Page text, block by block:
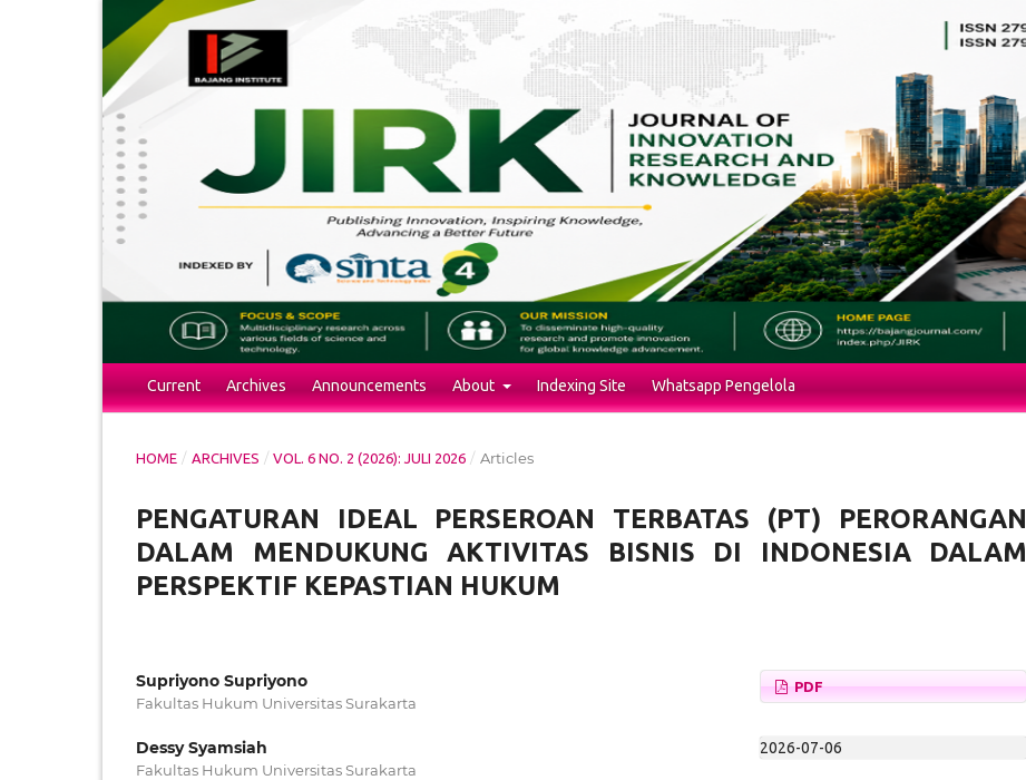
Current Archives Announcements About Indexing Site Whatsapp Pengelola
HOME / ARCHIVES / VOL. 6 NO. 2 (2026): JULI 2026 / Articles
PENGATURAN IDEAL PERSEROAN TERBATAS (PT) PERORANGAN
DALAM MENDUKUNG AKTIVITAS BISNIS DI INDONESIA DALAM
PERSPEKTIF KEPASTIAN HUKUM
Supriyono Supriyono
Fakultas Hukum Universitas Surakarta
Dessy Syamsiah
Fakultas Hukum Universitas Surakarta
PDF
2026-07-06